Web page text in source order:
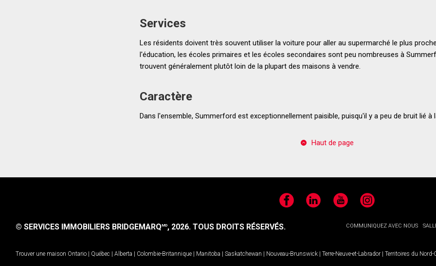
Services
Les résidents doivent très souvent utiliser la voiture pour aller au supermarché le plus
l'éducation, les écoles primaires et les écoles secondaires sont peu nombreuses à
trouvent généralement plutôt loin de la plupart des maisons à vendre.
Caractère
Dans l'ensemble, Summerford est exceptionnellement paisible, puisqu'il y a peu de bruit lié à
Haut de page
FacebookLinkedIn YouTubeInstagram
COMMUNIQUEZ AVEC NOUS
© SERVICES IMMOBILIERS BRIDGEMARQMD, 2026. TOUS DROITS RÉSERVÉS.
Trouver une maison Ontario | Québec | Alberta | Colombie-Britannique | Manitoba | Saskatchewan | Nouveau-Brunswick | Terre-Neuve-et-Labrador | Territoires du Nord-